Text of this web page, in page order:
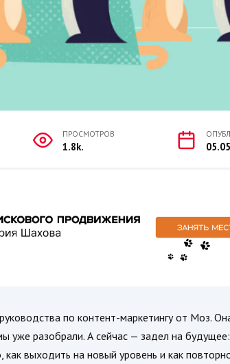
ПРОСМОТРОВ
1.8k.
по контент-маркетингу от Моз.
уже разобрали. А сейчас — задел на будущее:
как выходить на новый уровень и как